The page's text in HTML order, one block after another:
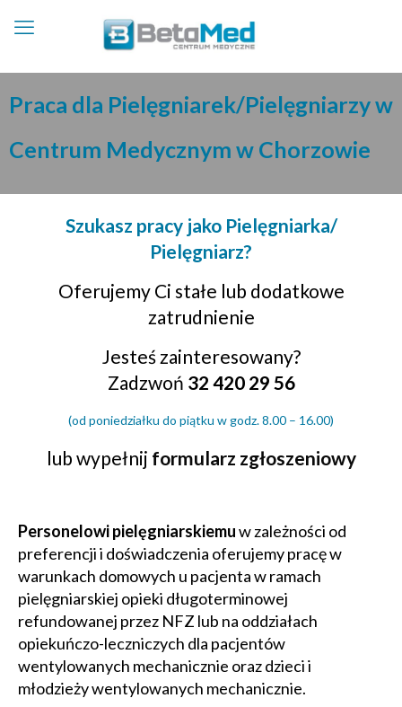
Praca dla Pielęgniarek/Pielęgniarzy w
Centrum Medycznym w Chorzowie
Szukasz pracy jako Pielęgniarka/
Pielęgniarz?
Oferujemy Ci stałe lub dodatkowe
zatrudnienie
Jesteś zainteresowany?
Zadzwoń 32 420 29 56
(od poniedziałku do piątku w godz. 8.00 – 16.00)
lub wypełnij formularz zgłoszeniowy
Personelowi pielęgniarskiemuw zależności od
preferencji i doświadczenia oferujemy pracę w
warunkach domowych u pacjenta w ramach
pielęgniarskiej opieki długoterminowej
refundowanej przez NFZ lub na oddziałach
opiekuńczo-leczniczych dla pacjentów
wentylowanych mechanicznie oraz dzieci i
młodzieży wentylowanych mechanicznie.